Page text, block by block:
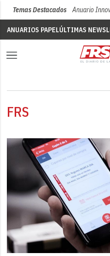
Temas Destacados Anuario
ANUARIOS PAPELÚLTIMAS
FRS